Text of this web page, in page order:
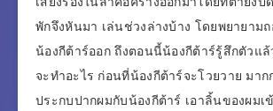
พักจึงหันมา เล่นช่วงล่างบ้าง โดยพยายามถ
น้องกีต้าร์ออก ถึงตอนนี้น้องกีต้าร์รู้สึกตัวแ
จะทำอะไร ก่อนที่น้องกีต้าร์จะโวยวาย มา
ประกบปากผมกับน้องกีต้าร์ เอาลิ้นของผม